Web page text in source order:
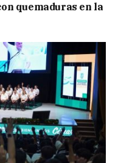
quemaduras en la